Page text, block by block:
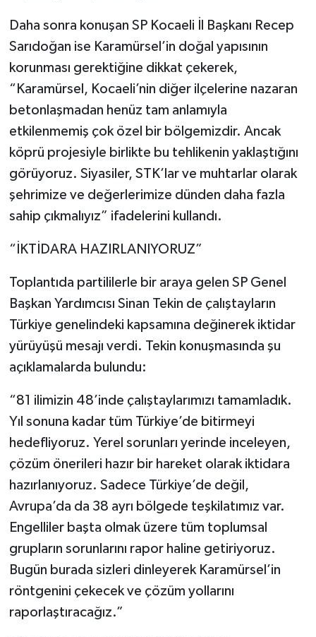
Daha sonra konuşan SP Kocaeli İl Başkanı Recep
Sarıdoğan ise Karamürsel’in doğal yapısının
korunması gerektiğine dikkat çekerek,
“Karamürsel, Kocaeli’nin diğer ilçelerine nazaran
betonlaşmadan henüz tam anlamıyla
etkilenmemiş çok özel bir bölgemizdir. Ancak
köprü projesiyle birlikte bu tehlikenin yaklaştığını
görüyoruz. Siyasiler, STK’lar ve muhtarlar olarak
şehrimize ve değerlerimize dünden daha fazla
sahip çıkmalıyız” ifadelerini kullandı.
“İKTİDARA HAZIRLANIYORUZ”
Toplantıda partililerle bir araya gelen SP Genel
Başkan Yardımcısı Sinan Tekin de çalıştayların
Türkiye genelindeki kapsamına değinerek iktidar
yürüyüşü mesajı verdi. Tekin konuşmasında şu
açıklamalarda bulundu:
“81 ilimizin 48’inde çalıştaylarımızı tamamladık.
Yıl sonuna kadar tüm Türkiye’de bitirmeyi
hedefliyoruz. Yerel sorunları yerinde inceleyen,
çözüm önerileri hazır bir hareket olarak iktidara
hazırlanıyoruz. Sadece Türkiye’de değil,
Avrupa’da da 38 ayrı bölgede teşkilatımız var.
Engelliler başta olmak üzere tüm toplumsal
grupların sorunlarını rapor haline getiriyoruz.
Bugün burada sizleri dinleyerek Karamürsel’in
röntgenini çekecek ve çözüm yollarını
raporlaştıracağız.”